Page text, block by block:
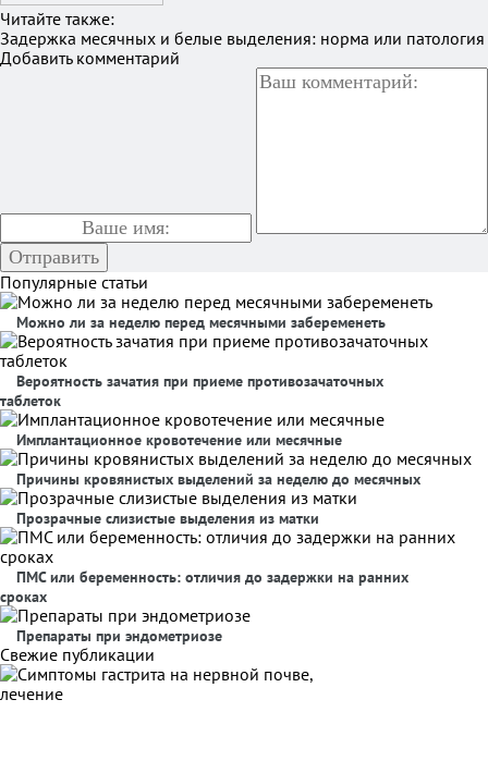
Читайте также:
Задержка месячных и белые выделения: норма или патология
Добавить комментарий
Популярные статьи
Можно ли за неделю перед месячными забеременеть
Вероятность зачатия при приеме противозачаточных
таблеток
Имплантационное кровотечение или месячные
Причины кровянистых выделений за неделю до месячных
Прозрачные слизистые выделения из матки
ПМС или беременность: отличия до задержки на ранних
сроках
Препараты при эндометриозе
Свежие публикации